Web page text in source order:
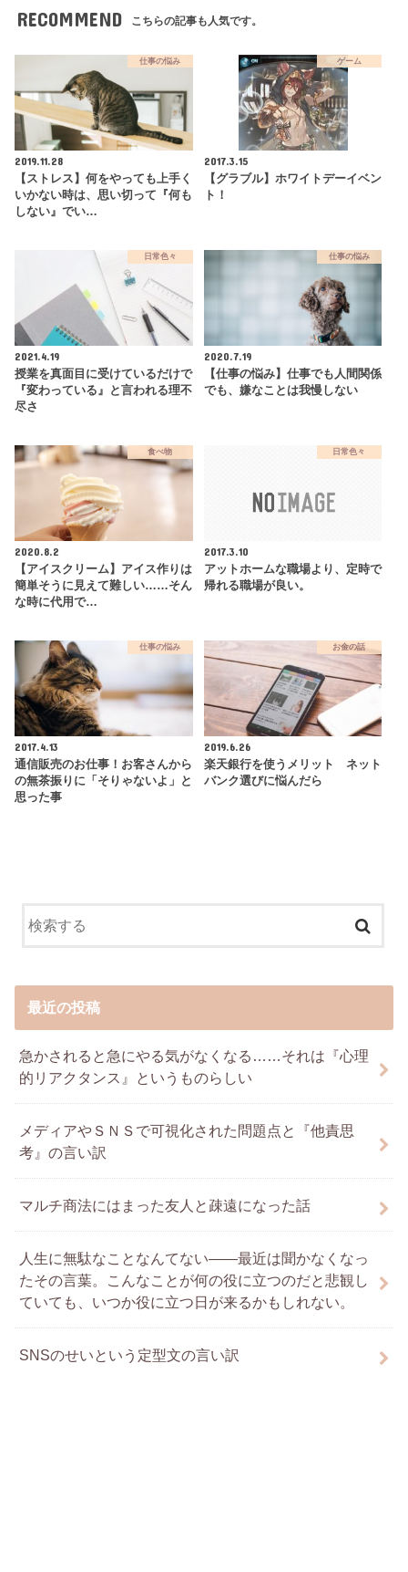
RECOMMEND こちらの記事も人気です。
仕事の悩み
2019.11.28
【ストレス】何をやっても上手く
いかない時は、思い切って『何も
しない』でい…
ゲーム
2017.3.15
【グラブル】ホワイトデーイベン
ト！
日常色々
2021.4.19
授業を真面目に受けているだけで
『変わっている』と言われる理不
尽さ
仕事の悩み
2020.7.19
【仕事の悩み】仕事でも人間関係
でも、嫌なことは我慢しない
食べ物
2020.8.2
【アイスクリーム】アイス作りは
簡単そうに見えて難しい……そん
な時に代用で…
日常色々
2017.3.10
アットホームな職場より、定時で
帰れる職場が良い。
仕事の悩み
2017.4.13
通信販売のお仕事！お客さんから
の無茶振りに「そりゃないよ」と
思った事
お金の話
2019.6.26
楽天銀行を使うメリット ネット
バンク選びに悩んだら
最近の投稿
急かされると急にやる気がなくなる……それは『心理
的リアクタンス』というものらしい
メディアやＳＮＳで可視化された問題点と『他責思
考』の言い訳
マルチ商法にはまった友人と疎遠になった話
人生に無駄なことなんてない――最近は聞かなくなっ
たその言葉。こんなことが何の役に立つのだと悲観し
ていても、いつか役に立つ日が来るかもしれない。
SNSのせいという定型文の言い訳